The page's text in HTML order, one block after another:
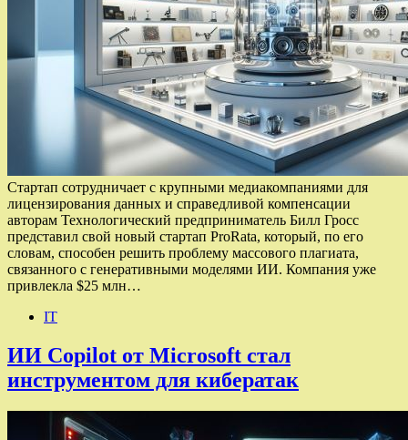
Стартап сотрудничает с крупными медиакомпаниями для
лицензирования данных и справедливой компенсации
авторам Технологический предприниматель Билл Гросс
представил свой новый стартап ProRata, который, по его
словам, способен решить проблему массового плагиата,
связанного с генеративными моделями ИИ. Компания уже
привлекла $25 млн…
IT
ИИ Copilot от Microsoft стал
инструментом для кибератак